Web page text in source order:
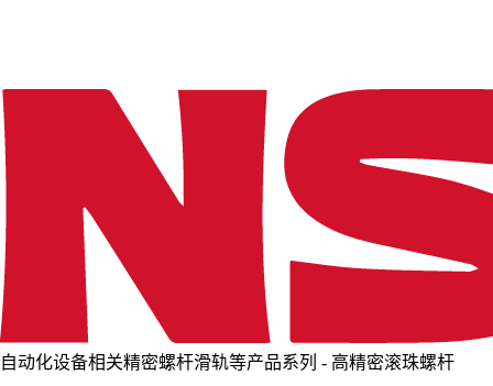
自动化设备相关精密螺杆滑轨等产品系列 - 高精密滚珠螺杆